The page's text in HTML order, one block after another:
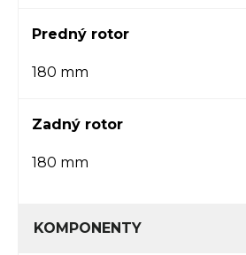
Predný rotor
180 mm
Zadný rotor
180 mm
KOMPONENTY